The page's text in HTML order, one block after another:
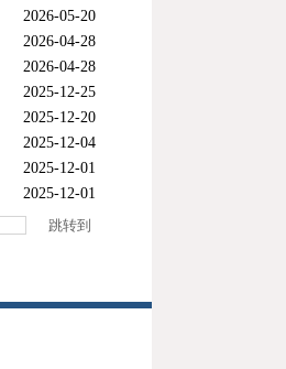
2026-05-20
2026-04-28
2026-04-28
2025-12-25
2025-12-20
2025-12-04
2025-12-01
2025-12-01
跳转到